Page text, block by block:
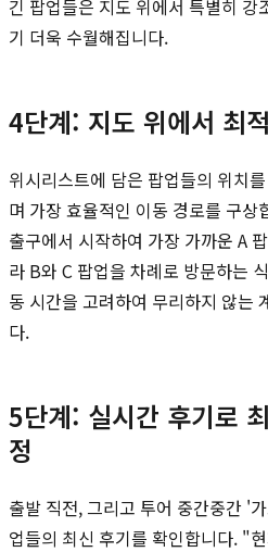
긴 팝업들은 지도 위에서 특별히 강
기 더욱 수월해집니다.
4단계: 지도 위에서 최
위시리스트에 담은 팝업들의 위치
며 가장 효율적인 이동 경로를 구상
출구에서 시작하여 가장 가까운 A
라 B와 C 팝업을 차례로 방문하는
동 시간을 고려하여 무리하지 않는
다.
5단계: 실시간 후기로
정
출발 직전, 그리고 투어 중간중간 '
업들의 최신 후기를 확인합니다. "